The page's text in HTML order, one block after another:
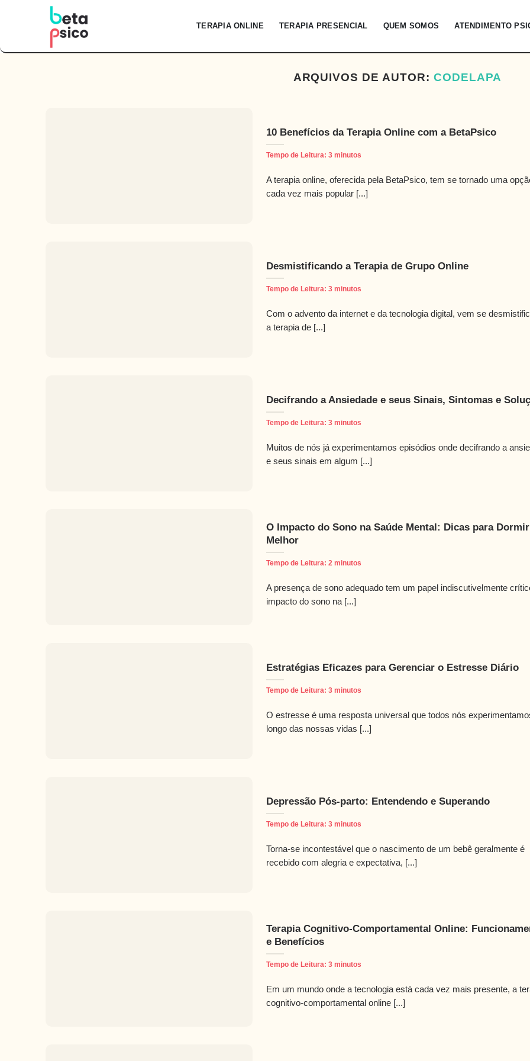
TERAPIA ONLINE TERAPIA PRESENCIAL QUEM SOMOS ATENDIMENTO
ARQUIVOS DE AUTOR: CODELAPA
10 Benefícios da Terapia Online com a BetaPsico
Tempo de Leitura: 3 minutos
A terapia online, oferecida pela BetaPsico, tem se tornado uma
cada vez mais popular [...]
Desmistificando a Terapia de Grupo Online
Tempo de Leitura: 3 minutos
Com o advento da internet e da tecnologia digital, vem se
a terapia de [...]
Decifrando a Ansiedade e seus Sinais, Sintomas e
Tempo de Leitura: 3 minutos
Muitos de nós já experimentamos episódios onde decifrando a
e seus sinais em algum [...]
O Impacto do Sono na Saúde Mental: Dicas para Dormir
Melhor
Tempo de Leitura: 2 minutos
A presença de sono adequado tem um papel indiscutivelmente
impacto do sono na [...]
Estratégias Eficazes para Gerenciar o Estresse Diário
Tempo de Leitura: 3 minutos
O estresse é uma resposta universal que todos nós
longo das nossas vidas [...]
Depressão Pós-parto: Entendendo e Superando
Tempo de Leitura: 3 minutos
Torna-se incontestável que o nascimento de um bebê geralmente é
recebido com alegria e expectativa, [...]
Terapia Cognitivo-Comportamental Online:
e Benefícios
Tempo de Leitura: 3 minutos
Em um mundo onde a tecnologia está cada vez mais presente, a
cognitivo-comportamental online [...]